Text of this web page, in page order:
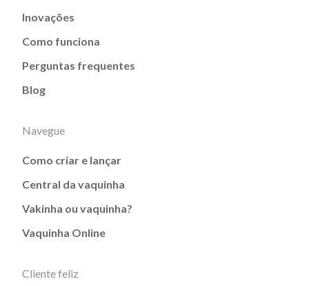
Inovações
Como funciona
Perguntas frequentes
Blog
Navegue
Como criar e lançar
Central da vaquinha
Vakinha ou vaquinha?
Vaquinha Online
Cliente feliz